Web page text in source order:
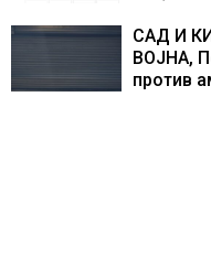
САД И
ВОЈНА,
против